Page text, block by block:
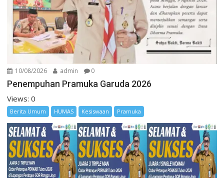
10/08/2026 admin 0
Penempuhan Pramuka Garuda 2026
Views: 0
Berita Umum HUMAS Kesiswaan Pramuka